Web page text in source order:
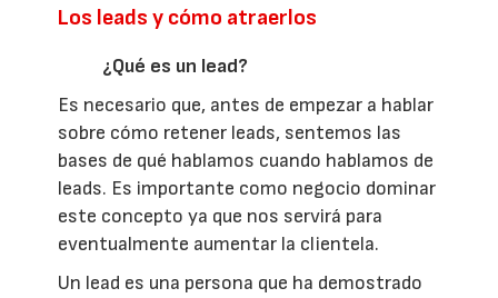
Los leads y cómo atraerlos
¿Qué es un lead?
Es necesario que, antes de empezar a hablar
sobre cómo retener leads, sentemos las
bases de qué hablamos cuando hablamos de
leads. Es importante como negocio dominar
este concepto ya que nos servirá para
eventualmente aumentar la clientela.
Un lead es una persona que ha demostrado